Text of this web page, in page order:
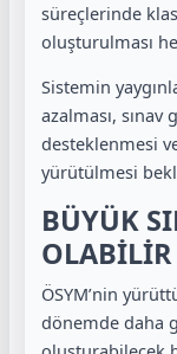
süreçlerinde
oluşturulması
Sistemin
azalması,
desteklenmesi
yürütülmesi
BÜYÜK
OLABİLİR
ÖSYM’nin
dönemde daha